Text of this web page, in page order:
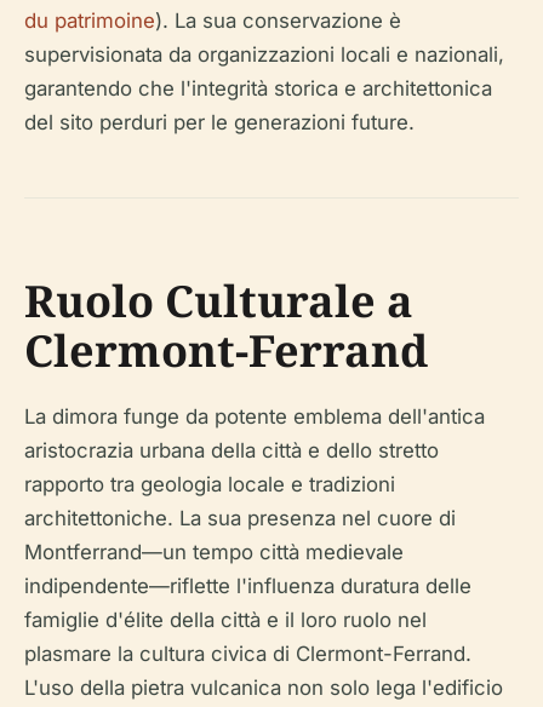
du patrimoine). La sua conservazione è
supervisionata da organizzazioni locali e nazionali,
garantendo che l'integrità storica e architettonica
del sito perduri per le generazioni future.
Ruolo Culturale a
Clermont-Ferrand
La dimora funge da potente emblema dell'antica
aristocrazia urbana della città e dello stretto
rapporto tra geologia locale e tradizioni
architettoniche. La sua presenza nel cuore di
Montferrand—un tempo città medievale
indipendente—riflette l'influenza duratura delle
famiglie d'élite della città e il loro ruolo nel
plasmare la cultura civica di Clermont-Ferrand.
L'uso della pietra vulcanica non solo lega l'edificio